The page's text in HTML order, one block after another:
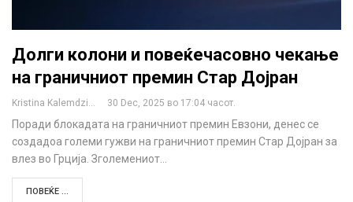
Долги колони и повеќечасовно чекање
на граничниот премин Стар Дојран
Kristina Kalemdzikj 30 Dec, 2025 во 17:04 часот.
Поради блокадата на граничниот премин Евзони, денес се
создадоа големи гужви на граничниот премин Стар Дојран за
влез во Грција. Зголемениот…
ПОВЕЌЕ ...